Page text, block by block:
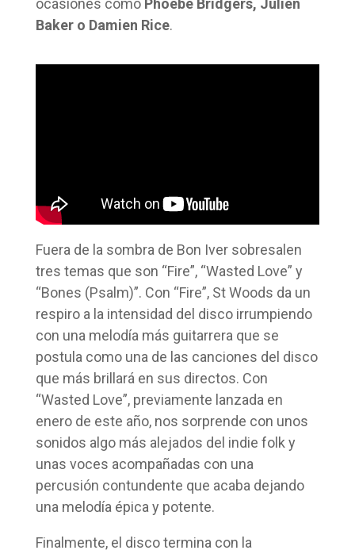
ocasiones como Phoebe Bridgers, Julien
Baker o Damien Rice.
Fuera de la sombra de Bon Iver sobresalen
tres temas que son “Fire”, “Wasted Love” y
“Bones (Psalm)”. Con “Fire”, St Woods da un
respiro a la intensidad del disco irrumpiendo
con una melodía más guitarrera que se
postula como una de las canciones del disco
que más brillará en sus directos. Con
“Wasted Love”, previamente lanzada en
enero de este año, nos sorprende con unos
sonidos algo más alejados del indie folk y
unas voces acompañadas con una
percusión contundente que acaba dejando
una melodía épica y potente.
Finalmente, el disco termina con la